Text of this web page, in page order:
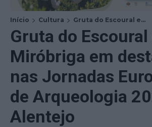
Início Cultura Gruta do Escoural e...
Gruta do Escoural
Miróbriga em
nas Jornadas
de Arqueologia
Alentejo